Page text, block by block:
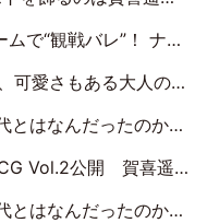
ぎるアイドル」は元VENUSスクール生で杉内コーチ推し⁉
さもある大人の女性に
3で辞めるというのを信じてなくて。そう言われてはいたけど、嘘でしょって」
田村真佑が『京まふ』ステージに登壇
京からオファーが来たのと、梨の皮剥きとどっちが大事なんだって」